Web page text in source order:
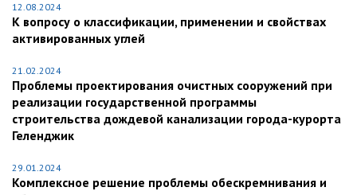
12.08.2024
К вопросу о классификации, применении и свойствах
активированных углей
21.02.2024
Проблемы проектирования очистных сооружений при
реализации государственной программы
строительства дождевой канализации города-курорта
Геленджик
29.01.2024
Комплексное решение проблемы обескремнивания и